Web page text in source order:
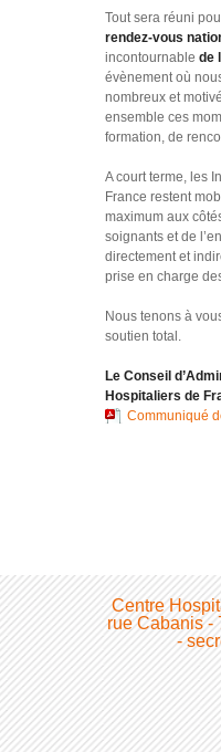
Tout sera réuni
rendez‐vous
incontournable de
évènement où
nombreux et
ensemble ces
formation, de
A court terme, les
France restent
maximum aux
soignants et de
directement et
prise en charge
Nous tenons à
soutien total.
Le Conseil
Hospitaliers de
Communiqué
Centre
rue Cabanis -
-